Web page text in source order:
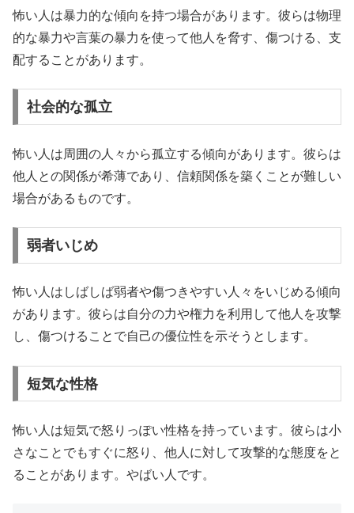
怖い人は暴力的な傾向を持つ場合があります。彼らは物理
的な暴力や言葉の暴力を使って他人を脅す、傷つける、支
配することがあります。
社会的な孤立
怖い人は周囲の人々から孤立する傾向があります。彼らは
他人との関係が希薄であり、信頼関係を築くことが難しい
場合があるものです。
弱者いじめ
怖い人はしばしば弱者や傷つきやすい人々をいじめる傾向
があります。彼らは自分の力や権力を利用して他人を攻撃
し、傷つけることで自己の優位性を示そうとします。
短気な性格
怖い人は短気で怒りっぽい性格を持っています。彼らは小
さなことでもすぐに怒り、他人に対して攻撃的な態度をと
ることがあります。やばい人です。